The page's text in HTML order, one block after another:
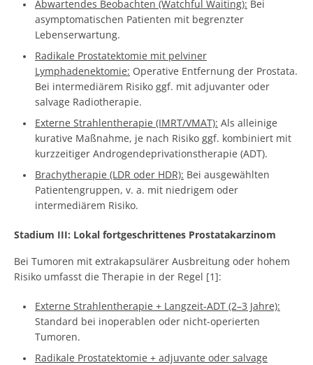
Abwartendes Beobachten (Watchful Waiting): Bei
asymptomatischen Patienten mit begrenzter
Lebenserwartung.
Radikale Prostatektomie mit pelviner
Lymphadenektomie: Operative Entfernung der Prostata.
Bei intermediärem Risiko ggf. mit adjuvanter oder
salvage Radiotherapie.
Externe Strahlentherapie (IMRT/VMAT): Als alleinige
kurative Maßnahme, je nach Risiko ggf. kombiniert mit
kurzzeitiger Androgendeprivationstherapie (ADT).
Brachytherapie (LDR oder HDR): Bei ausgewählten
Patientengruppen, v. a. mit niedrigem oder
intermediärem Risiko.
Stadium III: Lokal fortgeschrittenes Prostatakarzinom
Bei Tumoren mit extrakapsulärer Ausbreitung oder hohem
Risiko umfasst die Therapie in der Regel [1]:
Externe Strahlentherapie + Langzeit-ADT (2–3 Jahre):
Standard bei inoperablen oder nicht-operierten
Tumoren.
Radikale Prostatektomie + adjuvante oder salvage